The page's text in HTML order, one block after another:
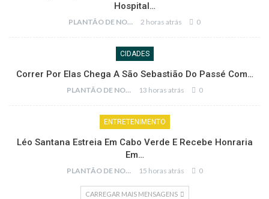
Hospital…
PLANTÃO DE NOTÍCIAS 2 horas atrás 0
CIDADES
Correr Por Elas Chega A São Sebastião Do Passé Com…
PLANTÃO DE NOTÍCIAS 13 horas atrás 0
ENTRETENIMENTO
Léo Santana Estreia Em Cabo Verde E Recebe Honraria
Em…
PLANTÃO DE NOTÍCIAS 15 horas atrás 0
CARREGAR MAIS MENSAGENS